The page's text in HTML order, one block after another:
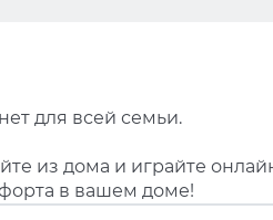
для всей семьи.
из дома и играйте
в вашем доме!